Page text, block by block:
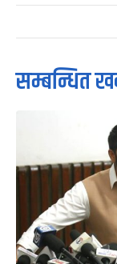
सम्बन्धित